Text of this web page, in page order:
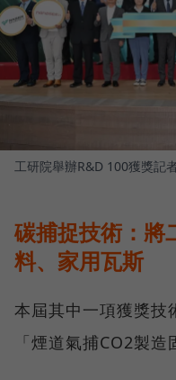
工研院舉辦R&D 100獲獎記者
碳捕捉技術：將
料、家用瓦斯
本屆其中一項獲獎技
「煙道氣捕CO2製造